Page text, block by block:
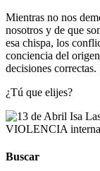
Mientras no nos
nosotros y de que
esa chispa, los
conciencia del
decisiones
¿Tú que elijes?
Buscar